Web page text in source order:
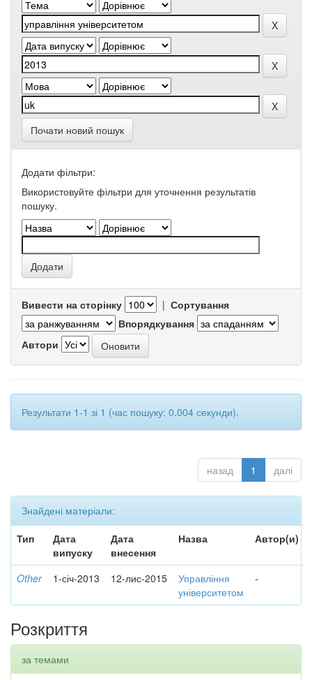
Почати новий пошук
Додати фільтри:
Використовуйте фільтри для уточнення результатів
пошуку.
Вивести на сторінку | Сортування
Впорядкування
Автори
Результати 1-1 зі 1 (час пошуку: 0.004 секунди).
назад 1 далі
Знайдені матеріали:
Тип
Дата
випуску
Дата
внесення
Назва Автор(и)
Other 1-січ-2013 12-лис-2015
Управління
університетом
-
Розкриття
за темами